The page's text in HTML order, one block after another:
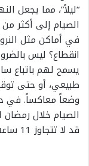
“ليلاً”، مما يجعل
في أماكن مثل
انقطاع؟ ليس
يسمح لهم باتباع
طبيعي، أو حتى
وضعاً معاكساً. في
الصيام خلال
قد لا تتجاوز 11 ساعة.